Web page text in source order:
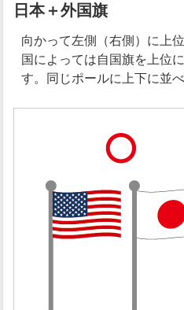
日本＋外国旗
向かって左側（右側）に上
国によっては自国旗を上位
す。同じポールに上下に並